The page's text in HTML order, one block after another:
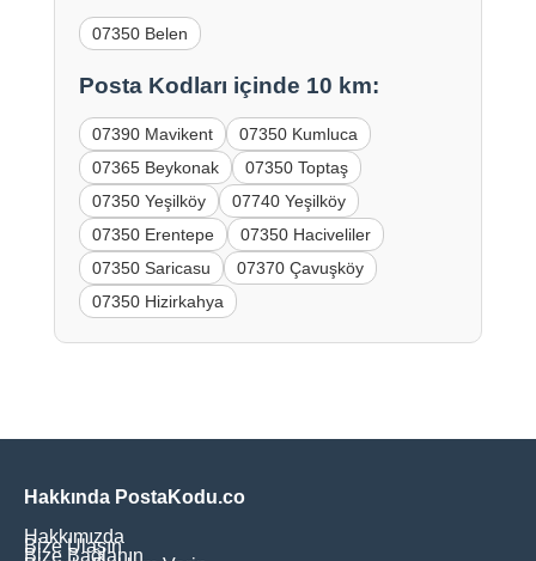
07350 Belen
Posta Kodları içinde 10 km:
07390 Mavikent
07350 Kumluca
07365 Beykonak
07350 Toptaş
07350 Yeşilköy
07740 Yeşilköy
07350 Erentepe
07350 Haciveliler
07350 Saricasu
07370 Çavuşköy
07350 Hizirkahya
Hakkında PostaKodu.co
Hakkımızda
Bize Ulaşın
Bize Bağlanın